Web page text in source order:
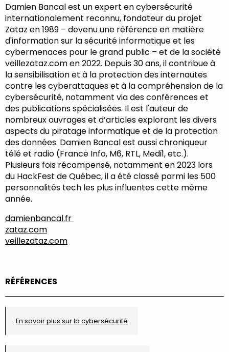
Damien Bancal est un expert en cybersécurité
internationalement reconnu, fondateur du projet
Zataz en 1989 – devenu une référence en matière
d'information sur la sécurité informatique et les
cybermenaces pour le grand public – et de la société
veillezataz.com en 2022. Depuis 30 ans, il contribue à
la sensibilisation et à la protection des internautes
contre les cyberattaques et à la compréhension de la
cybersécurité, notamment via des conférences et
des publications spécialisées. Il est l'auteur de
nombreux ouvrages et d’articles explorant les divers
aspects du piratage informatique et de la protection
des données. Damien Bancal est aussi chroniqueur
télé et radio (France Info, M6, RTL, Medi1, etc.).
Plusieurs fois récompensé, notamment en 2023 lors
du HackFest de Québec, il a été classé parmi les 500
personnalités tech les plus influentes cette même
année.
damienbancal.fr
zataz.com
veillezataz.com
RÉFÉRENCES
En savoir plus sur la cybersécurité